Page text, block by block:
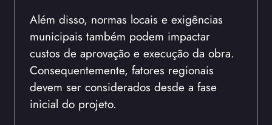
Além disso, normas locais e exigências
municipais também podem impactar
custos de aprovação e execução da obra.
Consequentemente, fatores regionais
devem ser considerados desde a fase
inicial do projeto.